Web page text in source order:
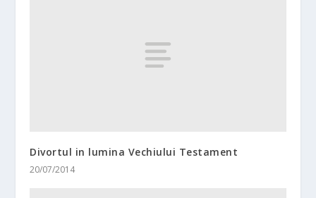
Divortul in lumina Vechiului Testament
20/07/2014